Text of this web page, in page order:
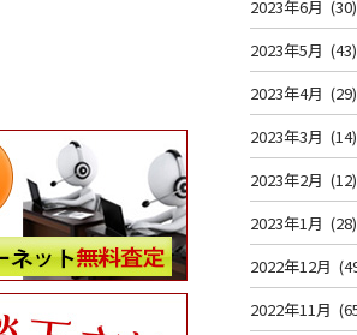
2023年6月 (30)
2023年5月 (43)
2023年4月 (29)
2023年3月 (14)
2023年2月 (12)
2023年1月 (28)
2022年12月
2022年11月